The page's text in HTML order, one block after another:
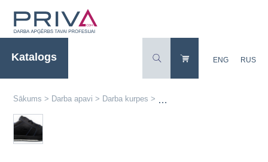
Katalogs ENG RUS
Sākums > Darba apavi > Darba kurpes >